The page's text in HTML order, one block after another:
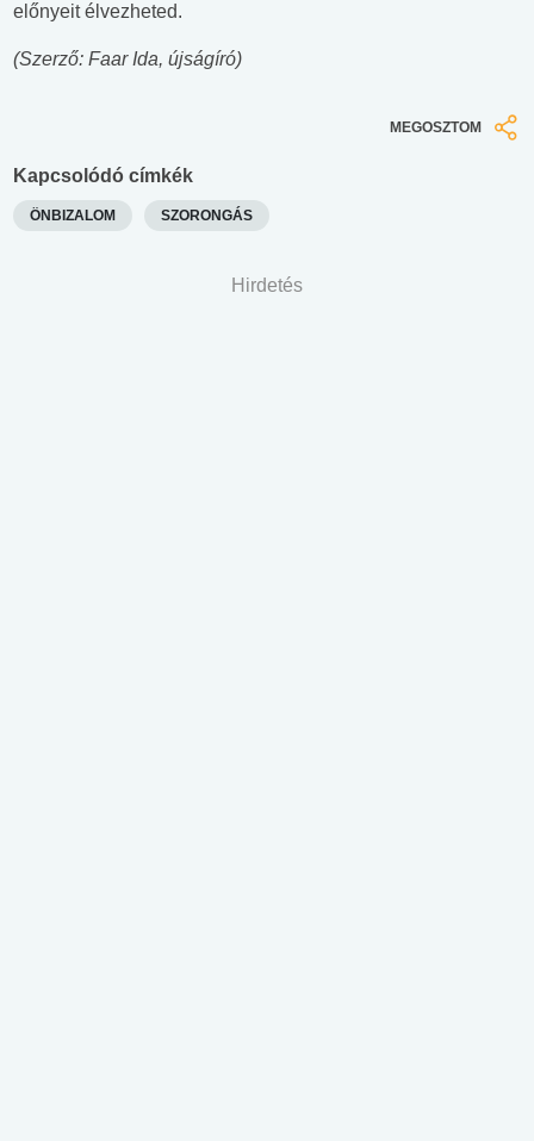
előnyeit élvezheted.
(Szerző: Faar Ida, újságíró)
MEGOSZTOM
Kapcsolódó címkék
ÖNBIZALOM SZORONGÁS
Hirdetés